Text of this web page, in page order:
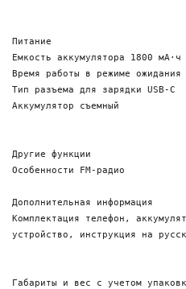
Питание
Емкость аккумулятора 1800 мА⋅ч
Время работы в режиме ожидания
Тип разъема для зарядки USB-C
Аккумулятор съемный
Другие функции
Особенности FM-радио
Дополнительная информация
Комплектация телефон,
устройство, инструкция на
Габариты и вес с учетом